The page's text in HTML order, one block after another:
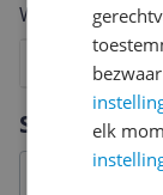
Welk cijfer
2
elk